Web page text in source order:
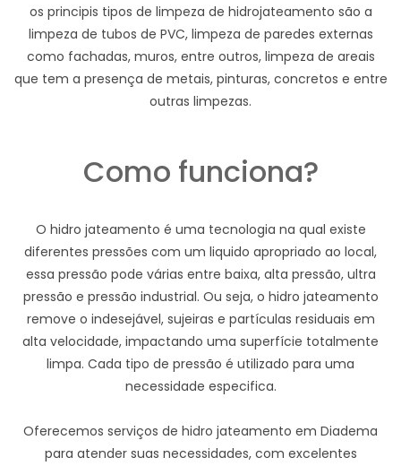
os principis tipos de limpeza de hidrojateamento são a
limpeza de tubos de PVC, limpeza de paredes externas
como fachadas, muros, entre outros, limpeza de areais
que tem a presença de metais, pinturas, concretos e entre
outras limpezas.
Como funciona?
O hidro jateamento é uma tecnologia na qual existe
diferentes pressões com um liquido apropriado ao local,
essa pressão pode várias entre baixa, alta pressão, ultra
pressão e pressão industrial. Ou seja, o hidro jateamento
remove o indesejável, sujeiras e partículas residuais em
alta velocidade, impactando uma superfície totalmente
limpa. Cada tipo de pressão é utilizado para uma
necessidade especifica.
Oferecemos serviços de hidro jateamento em Diadema
para atender suas necessidades, com excelentes